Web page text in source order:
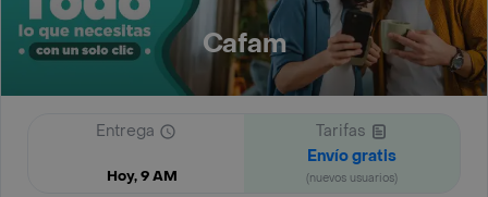
Cafam
Entrega
Hoy, 9 AM
Tarifas
Envío gratis
(nuevos usuarios)